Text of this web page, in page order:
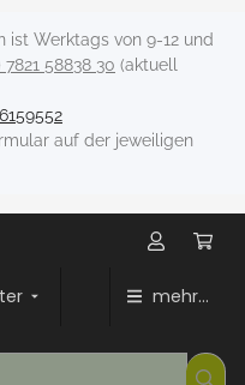
ist Werktags von 9-12 und
7821 58838 30 (aktuell
auf der jeweiligen
mehr...